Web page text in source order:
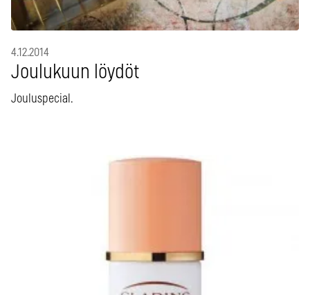
4.12.2014
Joulukuun löydöt
Jouluspecial.